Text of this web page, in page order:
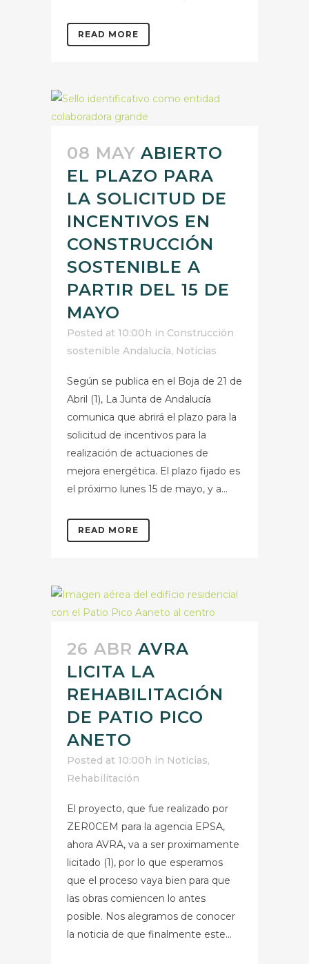
READ MORE
08 MAY ABIERTO
EL PLAZO PARA
LA SOLICITUD DE
INCENTIVOS EN
CONSTRUCCIÓN
SOSTENIBLE A
PARTIR DEL 15 DE
MAYO
Posted at 10:00h in Construcción
sostenible Andalucía, Noticias
Según se publica en el Boja de 21 de
Abril (1), La Junta de Andalucía
comunica que abrirá el plazo para la
solicitud de incentivos para la
realización de actuaciones de
mejora energética. El plazo fijado es
el próximo lunes 15 de mayo, y a...
READ MORE
26 ABR AVRA
LICITA LA
REHABILITACIÓN
DE PATIO PICO
ANETO
Posted at 10:00h in Noticias,
Rehabilitación
El proyecto, que fue realizado por
ZER0CEM para la agencia EPSA,
ahora AVRA, va a ser proximamente
licitado (1), por lo que esperamos
que el proceso vaya bien para que
las obras comiencen lo antes
posible. Nos alegramos de conocer
la noticia de que finalmente este...